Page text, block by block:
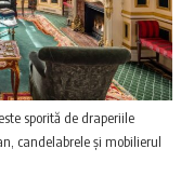
sporită de draperiile
candelabrele şi mobilierul